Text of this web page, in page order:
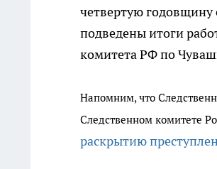
четвертую годовщину
подведены итоги
комитета РФ по
Напомним, что
Следственном комитете
раскрытию